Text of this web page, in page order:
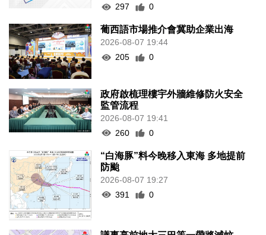
297
0
葡西語市場推介會冀助企業出海
2026-08-07 19:44
205
0
政府啟梳理樓宇外牆維修防火安全
監管流程
2026-08-07 19:41
260
0
“白海豚”料今晚移入東海 多地提前
防颱
2026-08-07 19:27
391
0